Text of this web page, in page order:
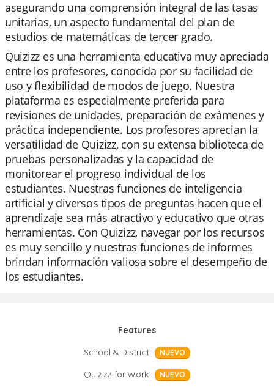
asegurando una comprensión integral de las tasas
unitarias, un aspecto fundamental del plan de
estudios de matemáticas de tercer grado.
Quizizz es una herramienta educativa muy apreciada
entre los profesores, conocida por su facilidad de
uso y flexibilidad de modos de juego. Nuestra
plataforma es especialmente preferida para
revisiones de unidades, preparación de exámenes y
práctica independiente. Los profesores aprecian la
versatilidad de Quizizz, con su extensa biblioteca de
pruebas personalizadas y la capacidad de
monitorear el progreso individual de los
estudiantes. Nuestras funciones de inteligencia
artificial y diversos tipos de preguntas hacen que el
aprendizaje sea más atractivo y educativo que otras
herramientas. Con Quizizz, navegar por los recursos
es muy sencillo y nuestras funciones de informes
brindan información valiosa sobre el desempeño de
los estudiantes.
Features
School & District
NUEVO
Quizizz for Work NUEVO